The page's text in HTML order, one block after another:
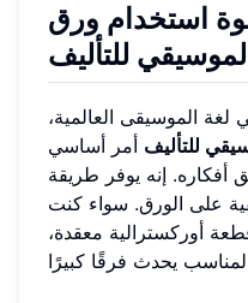
استخدام ورق
للتأليف
الموسيقى العالمية،
للتأليف أمر أساسي
أفكاره. إنه يوفر طريقة
على الورق. سواء كنت
أوركسترالية معقدة،